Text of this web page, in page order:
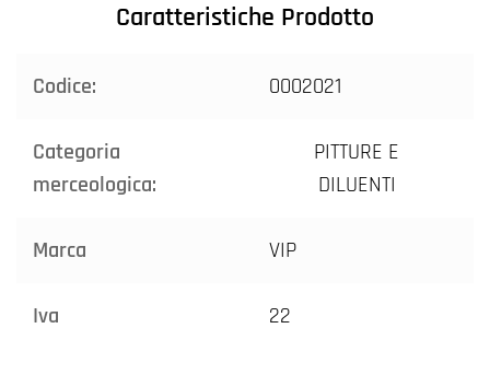
Caratteristiche Prodotto
Codice: 0002021
Categoria
merceologica:
PITTURE E
DILUENTI
Marca VIP
Iva 22